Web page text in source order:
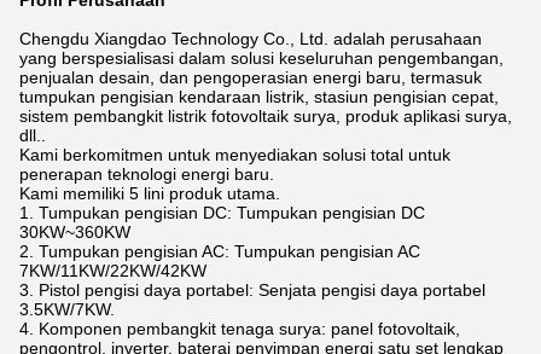
Chengdu Xiangdao Technology Co., Ltd. adalah perusahaan
yang berspesialisasi dalam solusi keseluruhan pengembangan,
penjualan desain, dan pengoperasian energi baru, termasuk
tumpukan pengisian kendaraan listrik, stasiun pengisian cepat,
sistem pembangkit listrik fotovoltaik surya, produk aplikasi surya,
dll..
Kami berkomitmen untuk menyediakan solusi total untuk
penerapan teknologi energi baru.
Kami memiliki 5 lini produk utama.
1. Tumpukan pengisian DC: Tumpukan pengisian DC
30KW~360KW
2. Tumpukan pengisian AC: Tumpukan pengisian AC
7KW/11KW/22KW/42KW
3. Pistol pengisi daya portabel: Senjata pengisi daya portabel
3.5KW/7KW.
4. Komponen pembangkit tenaga surya: panel fotovoltaik,
pengontrol, inverter, baterai penyimpan energi satu set lengkap